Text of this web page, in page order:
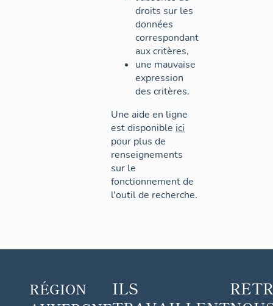
droits sur les
données
correspondant
aux critères,
une mauvaise
expression
des critères.
Une aide en ligne
est disponible ici
pour plus de
renseignements
sur le
fonctionnement de
l'outil de recherche.
RÉGION
ILS